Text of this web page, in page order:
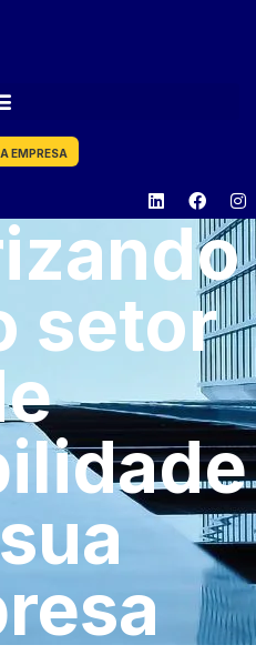
EMPRESA
setor